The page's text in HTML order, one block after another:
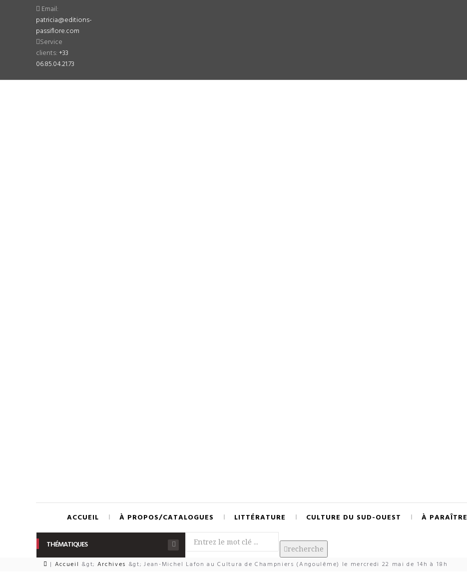
Email:
patricia@editions-
passiflore.com
Service
clients:+33
06.85.04.21.73
ACCUEIL À PROPOS/CATALOGUES LITTÉRATURE CULTURE DU SUD-OUEST À PARAÎTRE
THÉMATIQUES recherche
| Accueil &gt; Archives &gt; Jean-Michel Lafon au Cultura de Champniers (Angoulême) le mercredi 22 mai de 14h à 18h